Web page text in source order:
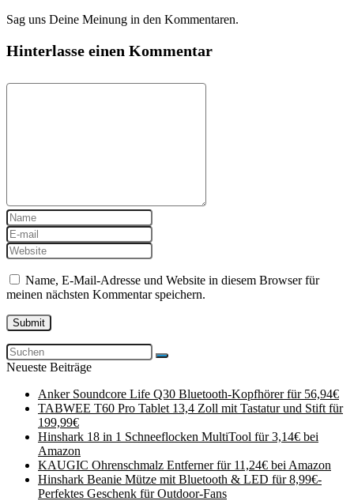
Sag uns Deine Meinung in den Kommentaren.
Hinterlasse einen Kommentar
Name, E-Mail-Adresse und Website in diesem Browser für
meinen nächsten Kommentar speichern.
Neueste Beiträge
Anker Soundcore Life Q30 Bluetooth-Kopfhörer für 56,94€
TABWEE T60 Pro Tablet 13,4 Zoll mit Tastatur und Stift für
199,99€
Hinshark 18 in 1 Schneeflocken MultiTool für 3,14€ bei
Amazon
KAUGIC Ohrenschmalz Entferner für 11,24€ bei Amazon
Hinshark Beanie Mütze mit Bluetooth & LED für 8,99€-
Perfektes Geschenk für Outdoor-Fans